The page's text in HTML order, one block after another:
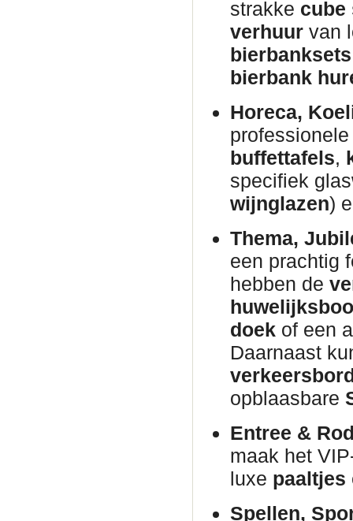
strakke cube
verhuur van
bierbanksets
bierbank
Horeca,
buffettafels,
specifiek
wijnglazen)
Thema,
een prachtig
hebben de
doek of een
Daarnaast
opblaasbare
Entree &
maak het
luxe paaltjes
Spellen,